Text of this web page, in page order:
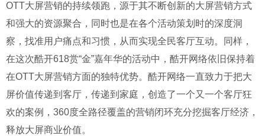
OTT大屏营销的持续领跑，源于其不断创新的大屏营销方式
和强大的资源聚合，同时也是在各个活动策划时的深度洞
察，找准用户痛点和习惯，从而实现全民客厅互动。同样，
在这次酷开618赏“金”嘉年华的活动中，酷开网络依旧保持着
在OTT大屏营销方面的独特优势。酷开网络一直致力于把大
屏价值传递到客厅，传递到家庭，创造了一个又一个客厅狂
欢的案例，360度全路径覆盖的营销闭环充分挖掘客厅经济，
释放大屏商业价值。